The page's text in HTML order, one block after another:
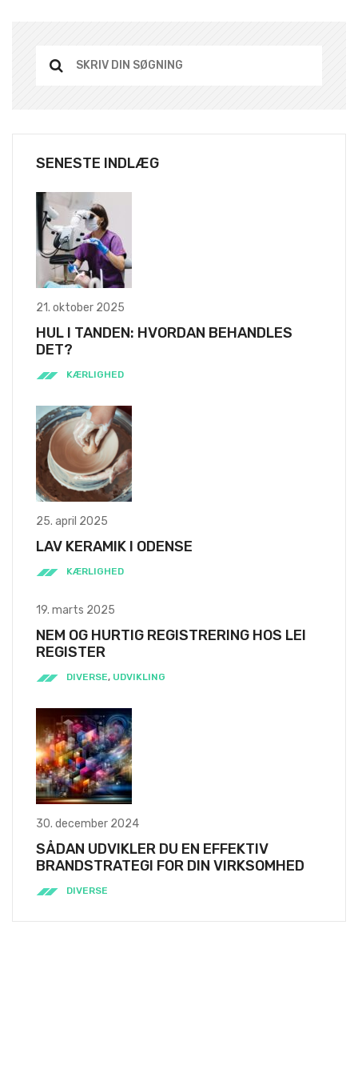
SENESTE INDLÆG
21. oktober 2025
HUL I TANDEN: HVORDAN BEHANDLES
DET?
KÆRLIGHED
25. april 2025
LAV KERAMIK I ODENSE
KÆRLIGHED
19. marts 2025
NEM OG HURTIG REGISTRERING HOS LEI
REGISTER
DIVERSE, UDVIKLING
30. december 2024
SÅDAN UDVIKLER DU EN EFFEKTIV
BRANDSTRATEGI FOR DIN VIRKSOMHED
DIVERSE